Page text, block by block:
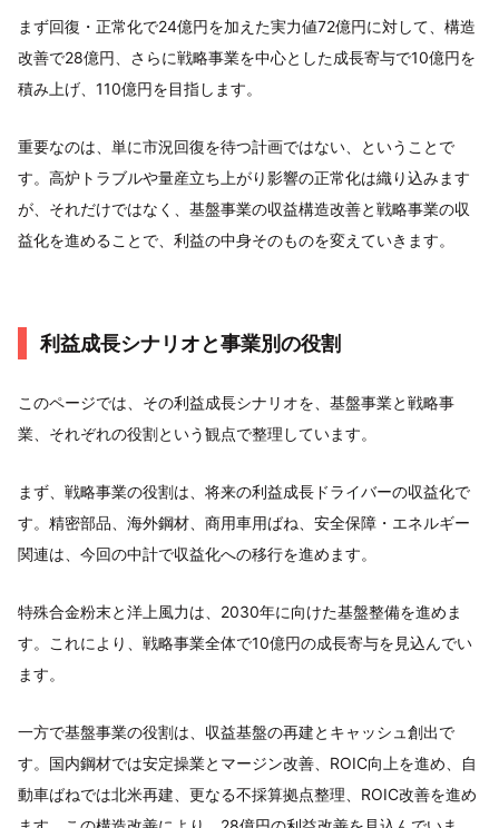
まず回復・正常化で24億円を加えた実力値72億円に対して、構造
改善で28億円、さらに戦略事業を中心とした成長寄与で10億円を
積み上げ、110億円を目指します。
重要なのは、単に市況回復を待つ計画ではない、ということで
す。高炉トラブルや量産立ち上がり影響の正常化は織り込みます
が、それだけではなく、基盤事業の収益構造改善と戦略事業の収
益化を進めることで、利益の中身そのものを変えていきます。
利益成長シナリオと事業別の役割
このページでは、その利益成長シナリオを、基盤事業と戦略事
業、それぞれの役割という観点で整理しています。
まず、戦略事業の役割は、将来の利益成長ドライバーの収益化で
す。精密部品、海外鋼材、商用車用ばね、安全保障・エネルギー
関連は、今回の中計で収益化への移行を進めます。
特殊合金粉末と洋上風力は、2030年に向けた基盤整備を進めま
す。これにより、戦略事業全体で10億円の成長寄与を見込んでい
ます。
一方で基盤事業の役割は、収益基盤の再建とキャッシュ創出で
す。国内鋼材では安定操業とマージン改善、ROIC向上を進め、自
動車ばねでは北米再建、更なる不採算拠点整理、ROIC改善を進め